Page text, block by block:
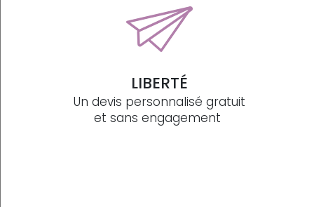
LIBERTÉ
Un devis personnalisé gratuit
et sans engagement